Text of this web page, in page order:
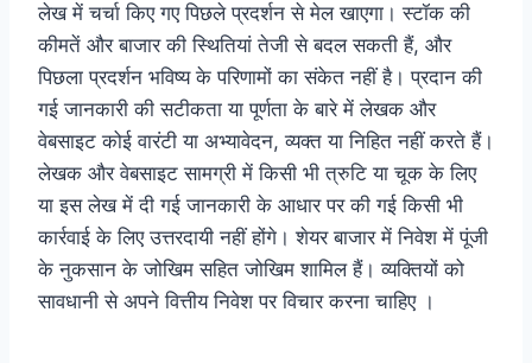
लेख में चर्चा किए गए पिछले प्रदर्शन से मेल खाएगा। स्टॉक की
कीमतें और बाजार की स्थितियां तेजी से बदल सकती हैं, और
पिछला प्रदर्शन भविष्य के परिणामों का संकेत नहीं है। प्रदान की
गई जानकारी की सटीकता या पूर्णता के बारे में लेखक और
वेबसाइट कोई वारंटी या अभ्यावेदन, व्यक्त या निहित नहीं करते हैं।
लेखक और वेबसाइट सामग्री में किसी भी त्रुटि या चूक के लिए
या इस लेख में दी गई जानकारी के आधार पर की गई किसी भी
कार्रवाई के लिए उत्तरदायी नहीं होंगे। शेयर बाजार में निवेश में पूंजी
के नुकसान के जोखिम सहित जोखिम शामिल हैं। व्यक्तियों को
सावधानी से अपने वित्तीय निवेश पर विचार करना चाहिए ।